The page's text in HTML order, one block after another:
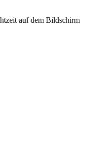
auf dem Bildschirm